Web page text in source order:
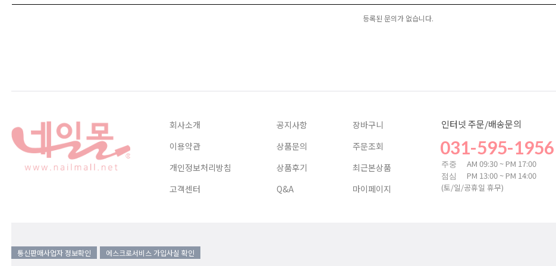
등록된 문의가 없습니다.
회사소개
이용약관
개인정보처리방침
고객센터
공지사항
상품문의
상품후기
Q&A
장바구니
주문조회
최근본상품
마이페이지
인터넷 주문/배송문의
031-595-1956
주중 AM 09:30 ~ PM 17:00
점심
PM 13:00 ~ PM 14:00
(토/일/공휴일 휴무)
통신판매사업자 정보확인 에스크로서비스 가입사실 확인